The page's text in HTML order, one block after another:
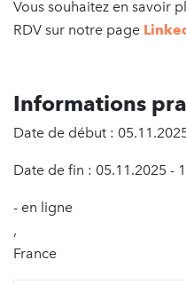
Vous souhaitez en savoir
RDV sur notre page
Informations
Date de début :
Date de fin : 05.11.2025 -
- en ligne
,
France